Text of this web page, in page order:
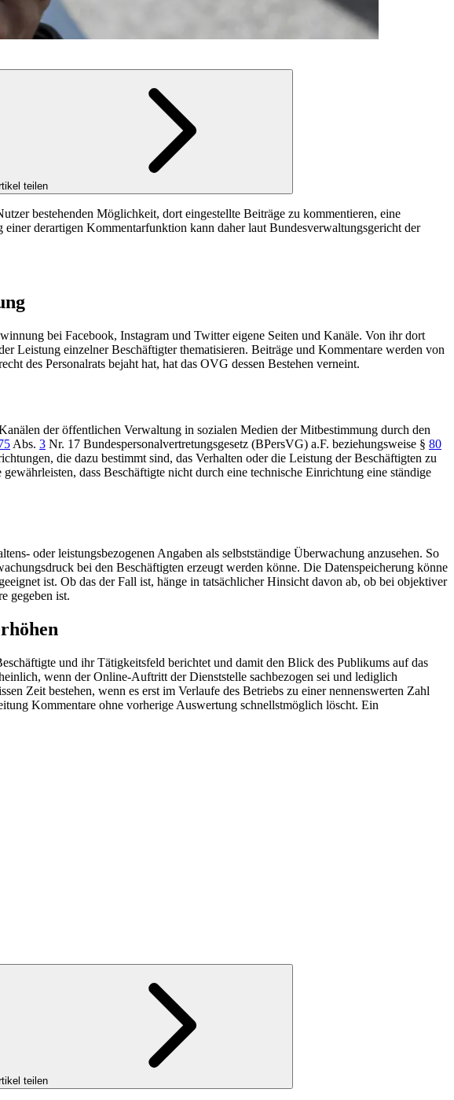
teilen
bestehenden Möglichkeit, dort eingestellte Beiträge zu kommentieren, eine
derartigen Kommentarfunktion kann daher laut Bundesverwaltungsgericht der
bei Facebook, Instagram und Twitter eigene Seiten und Kanäle. Von ihr dort
Leistung einzelner Beschäftigter thematisieren. Beiträge und Kommentare werden von
des Personalrats bejaht hat, hat das OVG dessen Bestehen verneint.
der öffentlichen Verwaltung in sozialen Medien der Mitbestimmung durch den
Abs. 3 Nr. 17 Bundespersonalvertretungsgesetz (BPersVG) a.F. beziehungsweise § 80
die dazu bestimmt sind, das Verhalten oder die Leistung der Beschäftigten zu
dass Beschäftigte nicht durch eine technische Einrichtung eine ständige
oder leistungsbezogenen Angaben als selbstständige Überwachung anzusehen. So
bei den Beschäftigten erzeugt werden könne. Die Datenspeicherung könne
ist. Ob das der Fall ist, hänge in tatsächlicher Hinsicht davon ab, ob bei objektiver
gegeben ist.
und ihr Tätigkeitsfeld berichtet und damit den Blick des Publikums auf das
wenn der Online-Auftritt der Dienststelle sachbezogen sei und lediglich
Zeit bestehen, wenn es erst im Verlaufe des Betriebs zu einer nennenswerten Zahl
Kommentare ohne vorherige Auswertung schnellstmöglich löscht. Ein
teilen